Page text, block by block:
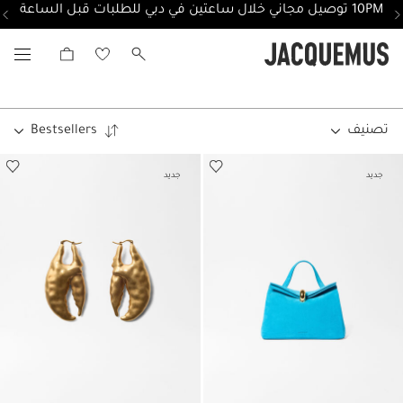
10PM توصيل مجاني خلال ساعتين في دبي للطلبات قبل الساعة
FW26
تصنيف Bestsellers
جديد جديد